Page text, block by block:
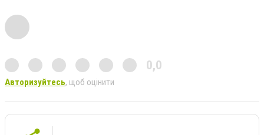
0,0
Авторизуйтесь, щоб оцінити